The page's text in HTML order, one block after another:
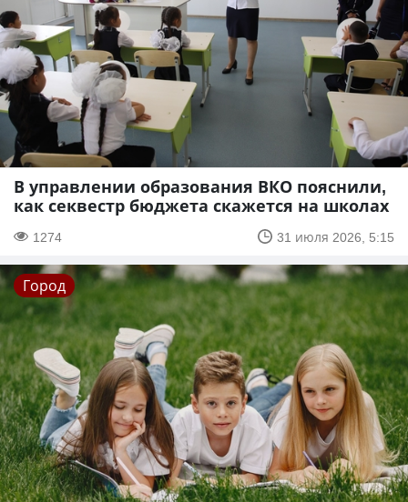
В управлении образования ВКО пояснили,
как секвестр бюджета скажется на школах
1274 31 июля 2026, 5:15
Город